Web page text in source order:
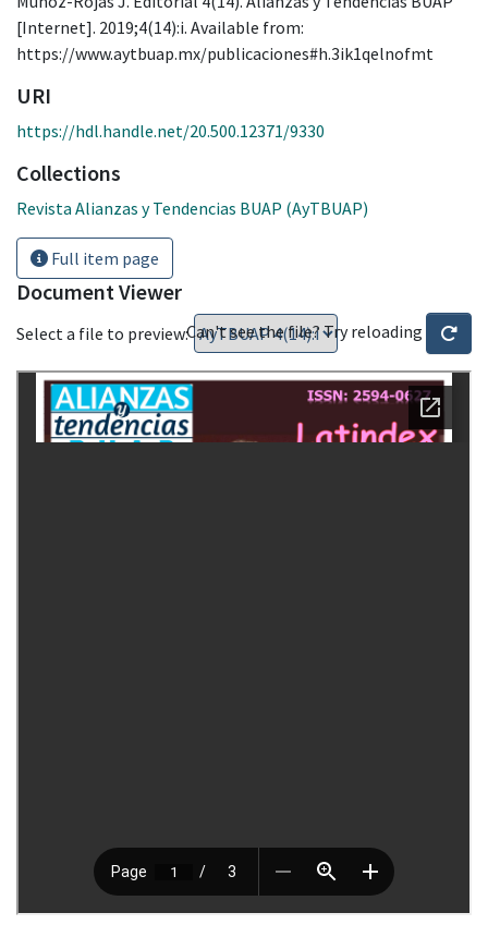
[Internet]. 2019;4(14):i. Available from:
https://www.aytbuap.mx/publicaciones#h.3ik1qelnofmt
URI
https://hdl.handle.net/20.500.12371/9330
Collections
Revista Alianzas y Tendencias BUAP (AyTBUAP)
Full item page
Document Viewer
Select a file to preview:Can't see the file? Try reloading